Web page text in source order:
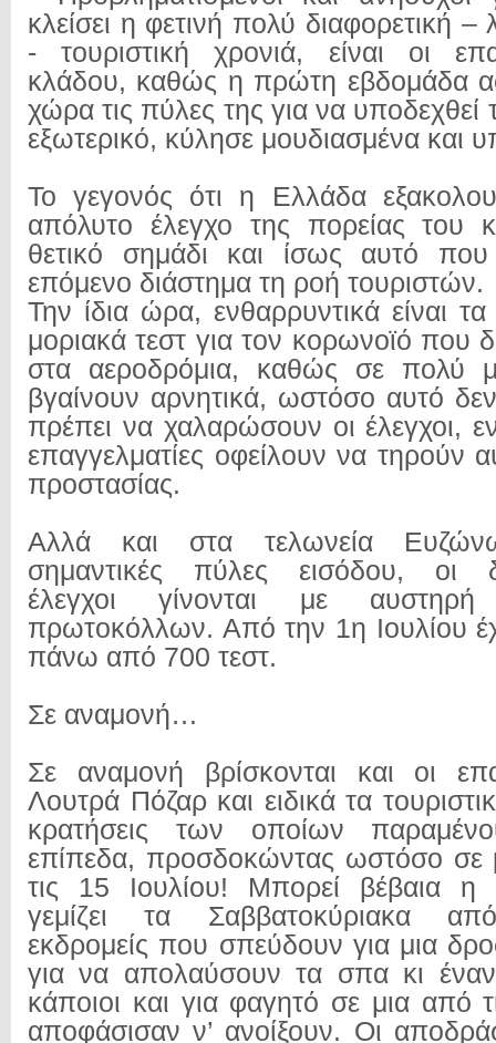
κλείσει η φετινή πολύ διαφορετική
- τουριστική χρονιά, είναι οι
κλάδου, καθώς η πρώτη εβδομάδα
χώρα τις πύλες της για να υποδεχθεί
εξωτερικό, κύλησε μουδιασμένα και
Το γεγονός ότι η Ελλάδα
απόλυτο έλεγχο της πορείας του
θετικό σημάδι και ίσως αυτό
επόμενο διάστημα τη ροή τουριστών.
Την ίδια ώρα, ενθαρρυντικά είναι
μοριακά τεστ για τον κορωνοϊό που
στα αεροδρόμια, καθώς σε πολύ
βγαίνουν αρνητικά, ωστόσο αυτό
πρέπει να χαλαρώσουν οι έλεγχοι,
επαγγελματίες οφείλουν να τηρούν
προστασίας.
Αλλά και στα τελωνεία
σημαντικές πύλες εισόδου, οι
έλεγχοι γίνονται με
πρωτοκόλλων. Από την 1η Ιουλίου
πάνω από 700 τεστ.
Σε αναμονή…
Σε αναμονή βρίσκονται και οι
Λουτρά Πόζαρ και ειδικά τα
κρατήσεις των οποίων
επίπεδα, προσδοκώντας ωστόσο σε
τις 15 Ιουλίου! Μπορεί βέβαια η
γεμίζει τα Σαββατοκύριακα
εκδρομείς που σπεύδουν για μια
για να απολαύσουν τα σπα κι
κάποιοι και για φαγητό σε μια από
αποφάσισαν ν’ ανοίξουν. Οι